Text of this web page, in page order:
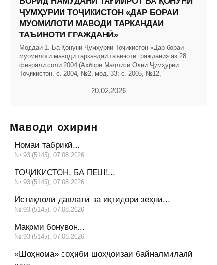
ҶУМҲУРИИ ТОҶИКИСТОН «ДАР БОРАИ
МУОМИЛОТИ МАВОДИ ТАРКАНДАИ
ТАЪИНОТИ ГРАЖДАНӢ»
Моддаи 1. Ба Қонуни Ҷумҳурии Тоҷикистон «Дар бораи
муомилоти маводи таркандаи таъиноти гражданӣ» аз 28
феврали соли 2004 (Ахбори Маҷлиси Олии Ҷумҳурии
Тоҷикистон, с. 2004, №2, мод. 33; с. 2005, №12,
20.02.2026
Маводи охирин
Номаи табрикӣ...
№:93 (5145), 07.08.2026
ТОҶИКИСТОН, БА ПЕШ!...
№:93 (5145), 07.08.2026
Истиқлоли давлатӣ ва иқтидори зеҳнӣ...
№:93 (5145), 07.08.2026
Мақоми бонувон...
№:93 (5145), 07.08.2026
«Шоҳнома» соҳиби шоҳҷоизаи байналмилалӣ